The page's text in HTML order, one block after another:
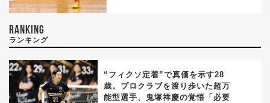
RANKING
ランキング
“フィクソ定着”で真価を示す28
歳。プロクラブを渡り歩いた超万
能型選手、鬼塚祥慶の覚悟「必要